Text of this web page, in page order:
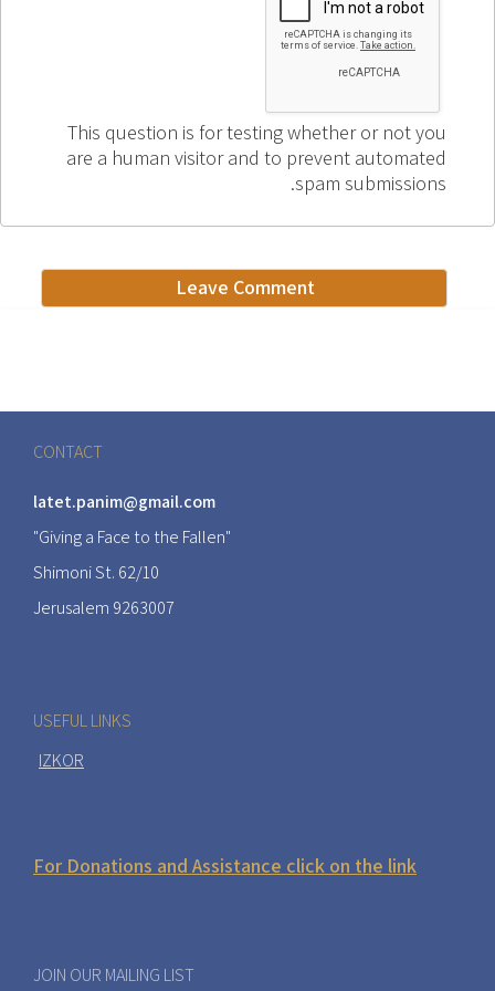
This question is for testing whether or not you
are a human visitor and to prevent automated
spam submissions.
CONTACT
latet.panim@gmail.com
"Giving a Face to the Fallen"
Shimoni St. 62/10
Jerusalem 9263007
USEFUL LINKS
IZKOR
For Donations and Assistance click on the link
JOIN OUR MAILING LIST